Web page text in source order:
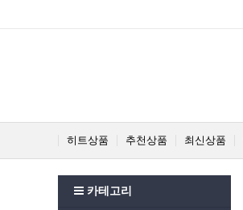
히트상품 추천상품 최신상품
카테고리